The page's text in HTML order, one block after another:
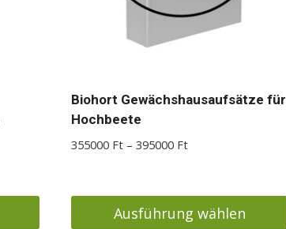
Biohort Gewächshausaufsätze für
Hochbeete
355000 Ft – 395000 FtPreisspanne:
395000 Ft
Ausführung wählen